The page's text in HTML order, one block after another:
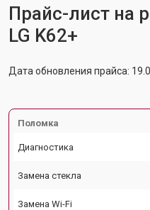
Прайс-лист на
LG K62+
Дата обновления прайса:
Поломка
Диагностика
Замена стекла
Замена Wi-Fi